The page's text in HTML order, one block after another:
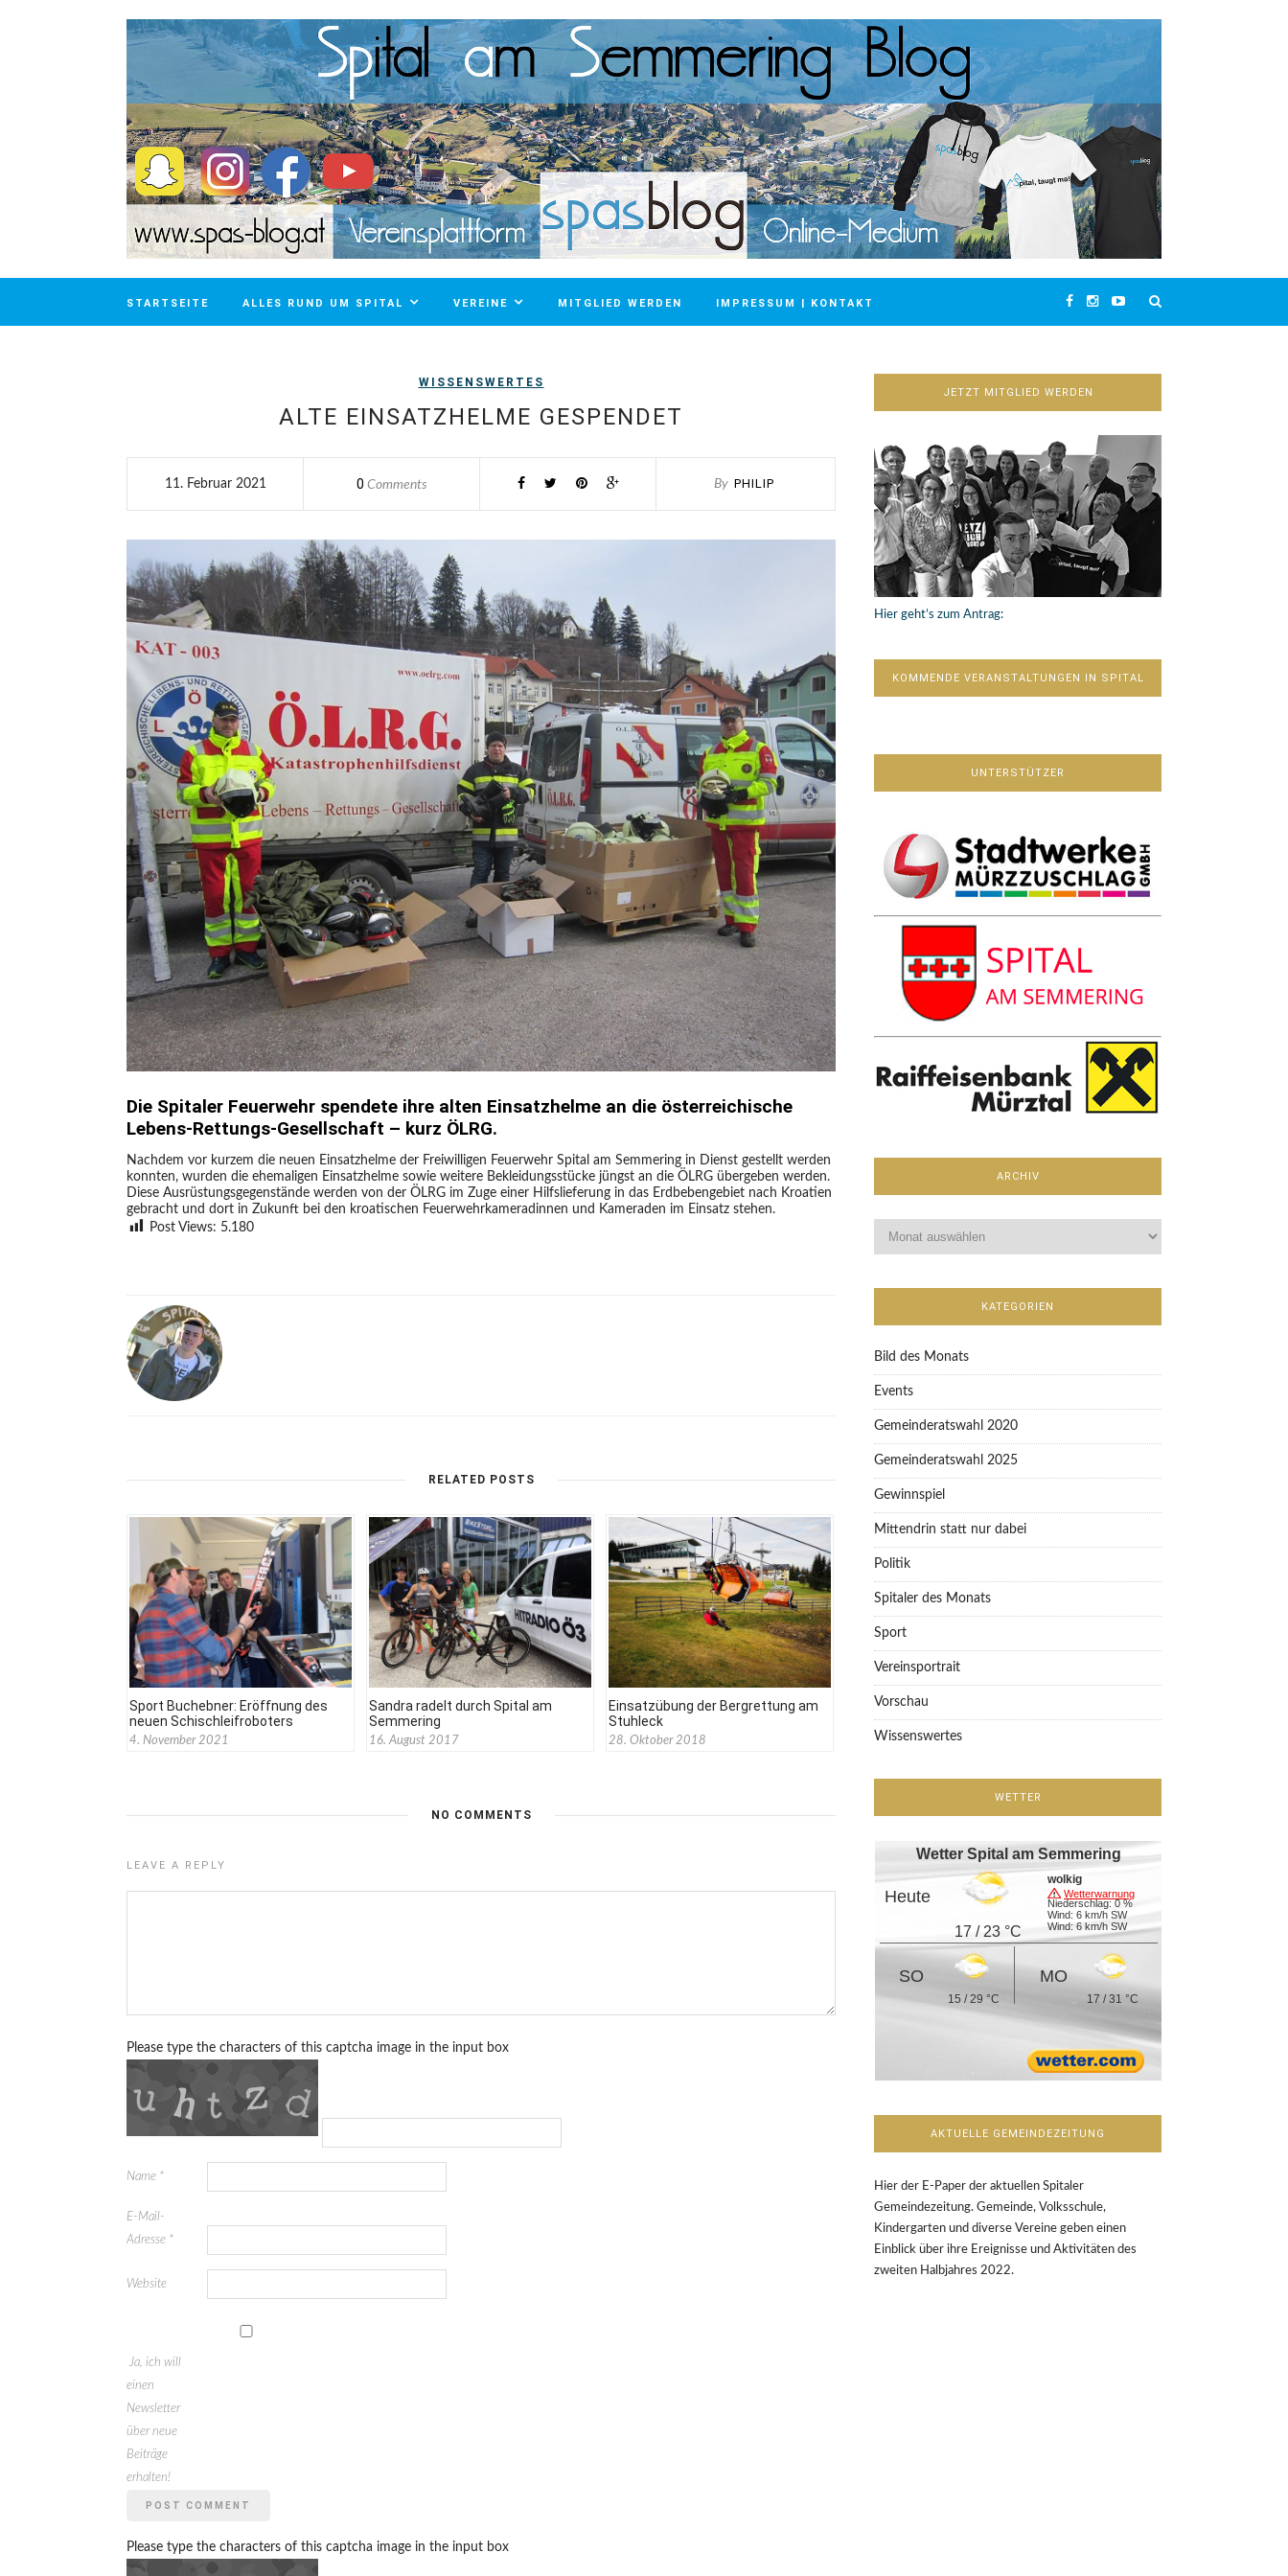
STARTSEITE ALLES RUND UM SPITAL VEREINE MITGLIED WERDEN IMPRESSUM | KONTAKT
WISSENSWERTES
ALTE EINSATZHELME GESPENDET
11. Februar 2021 0 Comments By PHILIP
Die Spitaler Feuerwehr spendete ihre alten Einsatzhelme an die österreichische
Lebens-Rettungs-Gesellschaft – kurz ÖLRG.
Nachdem vor kurzem die neuen Einsatzhelme der Freiwilligen Feuerwehr Spital am Semmering in Dienst gestellt werden
konnten, wurden die ehemaligen Einsatzhelme sowie weitere Bekleidungsstücke jüngst an die ÖLRG übergeben werden.
Diese Ausrüstungsgegenstände werden von der ÖLRG im Zuge einer Hilfslieferung in das Erdbebengebiet nach Kroatien
gebracht und dort in Zukunft bei den kroatischen Feuerwehrkameradinnen und Kameraden im Einsatz stehen.
Post Views: 5.180
RELATED POSTS
Sport Buchebner: Eröffnung des
neuen Schischleifroboters
4. November 2021
Sandra radelt durch Spital am
Semmering
16. August 2017
Einsatzübung der Bergrettung am
Stuhleck
28. Oktober 2018
NO COMMENTS
LEAVE A REPLY
Please type the characters of this captcha image in the input box
Name *
E-Mail-
Adresse *
Website
Ja, ich will
einen
Newsletter
über neue
Beiträge
erhalten!
Please type the characters of this captcha image in the input box
JETZT MITGLIED WERDEN
Hier geht’s zum Antrag:
KOMMENDE VERANSTALTUNGEN IN SPITAL
UNTERSTÜTZER
ARCHIV
KATEGORIEN
Bild des Monats
Events
Gemeinderatswahl 2020
Gemeinderatswahl 2025
Gewinnspiel
Mittendrin statt nur dabei
Politik
Spitaler des Monats
Sport
Vereinsportrait
Vorschau
Wissenswertes
WETTER
Wetter Spital am Semmering
Heute
17 / 23 °C
Wetterwarnung
wolkig
Niederschlag: 0 %
Wind: 6 km/h SW
Wind: 6 km/h SW
SO
15 / 29 °C
MO
17 / 31 °C
AKTUELLE GEMEINDEZEITUNG
Hier der E-Paper der aktuellen Spitaler
Gemeindezeitung. Gemeinde, Volksschule,
Kindergarten und diverse Vereine geben einen
Einblick über ihre Ereignisse und Aktivitäten des
zweiten Halbjahres 2022.